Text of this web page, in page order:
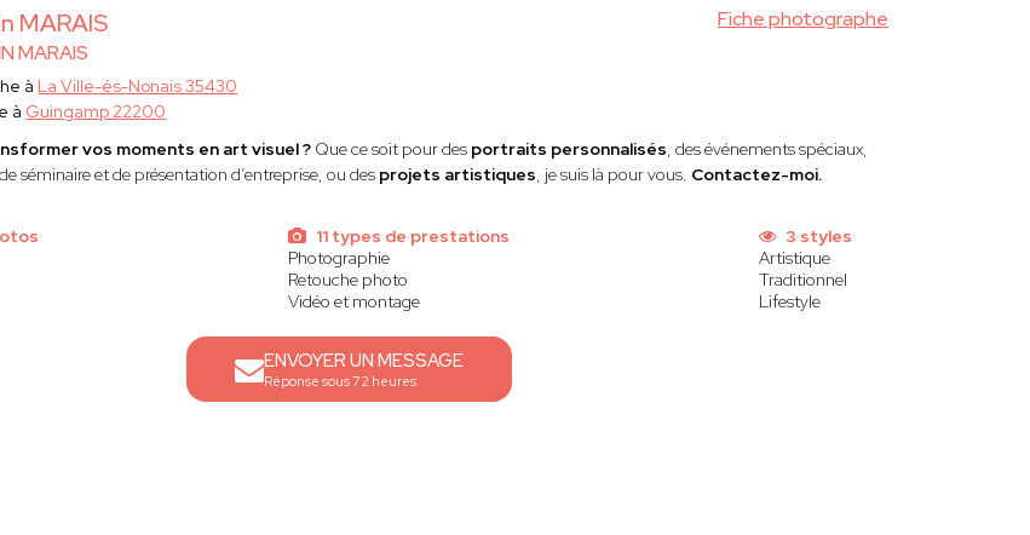
MARAIS
MARAIS
Fiche photographe
à La Ville-és-Nonais 35430
à Guingamp 22200
vos moments en art visuel ? Que ce soit pour des portraits personnalisés, des événements spéciaux,
séminaire et de présentation d’entreprise, ou des projets artistiques, je suis là pour vous. Contactez-moi.
11 types de prestations
Photographie
Retouche photo
Vidéo et montage
3 styles
Artistique
Traditionnel
Lifestyle
ENVOYER UN MESSAGE
Réponse sous 72 heures